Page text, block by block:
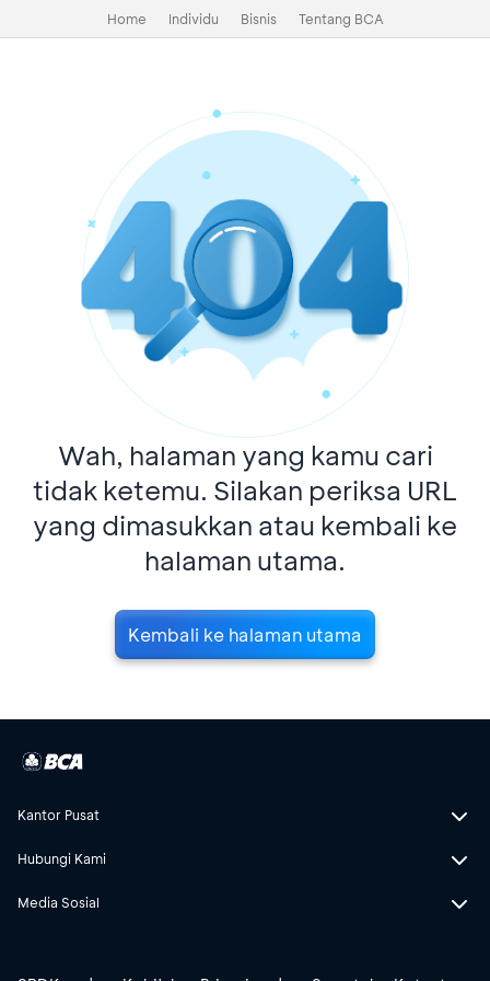
Home Individu Bisnis Tentang BCA
Wah, halaman yang kamu cari
tidak ketemu. Silakan periksa URL
yang dimasukkan atau kembali ke
halaman utama.
Kembali ke halaman utama
Kantor Pusat
Hubungi Kami
Media Sosial